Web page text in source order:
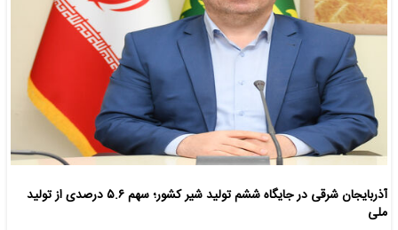
آذربایجان شرقی در جایگاه ششم تولید شیر کشور؛ سهم ۵.۶ درصدی از تولید
ملی